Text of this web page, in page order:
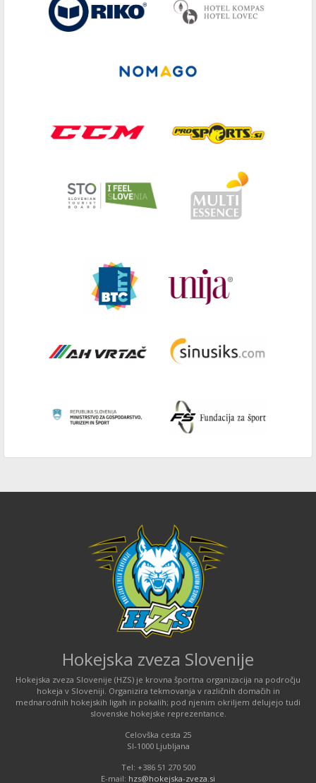
Hokejska zveza Slovenije
Hokejska zveza Slovenije (HZS) je krovna športna organizacija na področju
hokeja v Sloveniji. Organizira tekmovanja v različnih domačih in
mednarodnih hokejskih ligah in pokalih; pod njenim okriljem delujejo tudi
slovenske hokejske reprezentance.
Celovška cesta 25
SI-1000 Ljubljana
Tel: +386 51 270 500
E-mail: hzs@hokejska-zveza.si